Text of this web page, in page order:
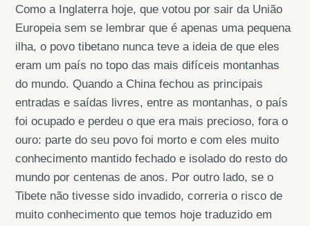
Como a Inglaterra hoje, que votou por sair da União
Europeia sem se lembrar que é apenas uma pequena
ilha, o povo tibetano nunca teve a ideia de que eles
eram um país no topo das mais difíceis montanhas
do mundo. Quando a China fechou as principais
entradas e saídas livres, entre as montanhas, o país
foi ocupado e perdeu o que era mais precioso, fora o
ouro: parte do seu povo foi morto e com eles muito
conhecimento mantido fechado e isolado do resto do
mundo por centenas de anos. Por outro lado, se o
Tibete não tivesse sido invadido, correria o risco de
muito conhecimento que temos hoje traduzido em